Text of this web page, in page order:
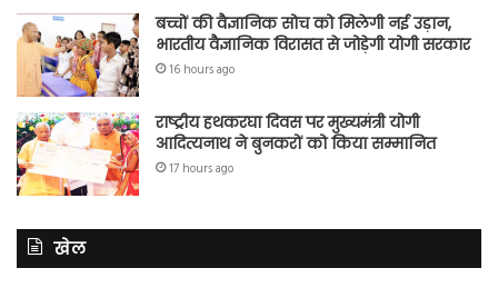
बच्चों की वैज्ञानिक सोच को मिलेगी नई उड़ान,
भारतीय वैज्ञानिक विरासत से जोड़ेगी योगी सरकार
16 hours ago
राष्ट्रीय हथकरघा दिवस पर मुख्यमंत्री योगी
आदित्यनाथ ने बुनकरों को किया सम्मानित
17 hours ago
खेल